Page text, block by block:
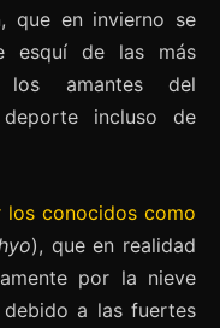
que en invierno se
esquí de las más
amantes del
incluso de
los conocidos como
), que en realidad
por la nieve
a las fuertes